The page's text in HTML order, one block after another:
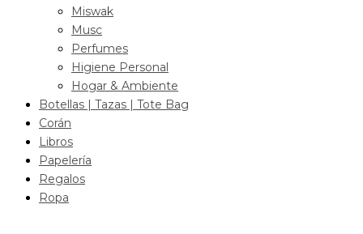
Miswak
Musc
Perfumes
Higiene Personal
Hogar & Ambiente
Botellas | Tazas | Tote Bag
Corán
Libros
Papelería
Regalos
Ropa